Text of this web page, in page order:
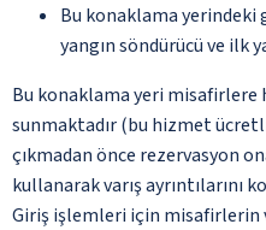
Bu konaklama yerindeki
yangın söndürücü ve ilk
Bu konaklama yeri misafirlere
sunmaktadır (bu hizmet
çıkmadan önce rezervasyon
kullanarak varış
Giriş işlemleri için misafirlerin